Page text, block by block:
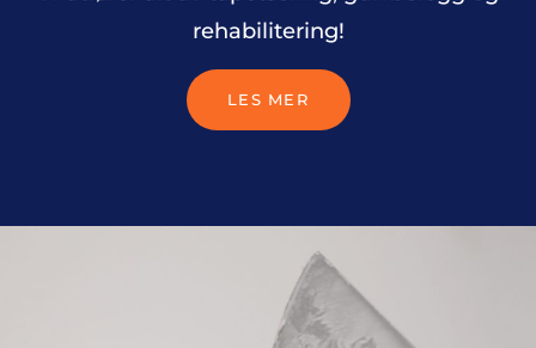
rehabilitering!
LES MER